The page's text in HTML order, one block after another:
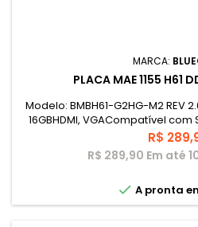
MARCA:
PLACA MAE 1155 H61
Modelo: BMBH61-G2HG-M2 REV
16GBHDMI, VGACompatível com
10/100/1000Até 10 USB
3.0(19-
Preço
R$
R$ 289,90 Em até
 A pronta